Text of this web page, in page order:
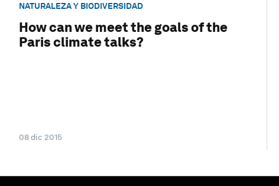
NATURALEZA Y BIODIVERSIDAD
How can we meet the goals of the
Paris climate talks?
08 dic 2015